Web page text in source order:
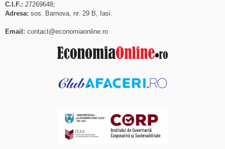
C.I.F.: 27269648;
Adresa: sos. Barnova, nr. 29 B, Iasi.
Email: contact@economiaonline.ro